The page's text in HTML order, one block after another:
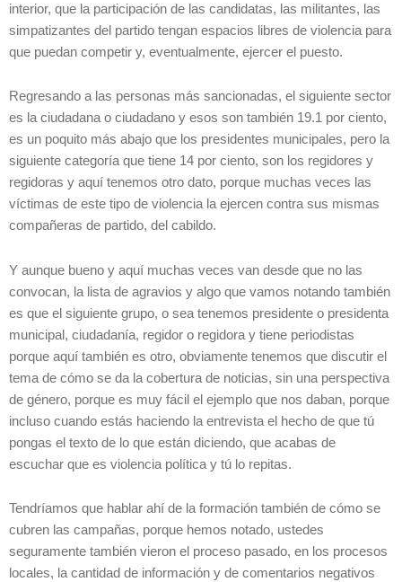
interior, que la participación de las candidatas, las militantes, las
simpatizantes del partido tengan espacios libres de violencia para
que puedan competir y, eventualmente, ejercer el puesto.
Regresando a las personas más sancionadas, el siguiente sector
es la ciudadana o ciudadano y esos son también 19.1 por ciento,
es un poquito más abajo que los presidentes municipales, pero la
siguiente categoría que tiene 14 por ciento, son los regidores y
regidoras y aquí tenemos otro dato, porque muchas veces las
víctimas de este tipo de violencia la ejercen contra sus mismas
compañeras de partido, del cabildo.
Y aunque bueno y aquí muchas veces van desde que no las
convocan, la lista de agravios y algo que vamos notando también
es que el siguiente grupo, o sea tenemos presidente o presidenta
municipal, ciudadanía, regidor o regidora y tiene periodistas
porque aquí también es otro, obviamente tenemos que discutir el
tema de cómo se da la cobertura de noticias, sin una perspectiva
de género, porque es muy fácil el ejemplo que nos daban, porque
incluso cuando estás haciendo la entrevista el hecho de que tú
pongas el texto de lo que están diciendo, que acabas de
escuchar que es violencia política y tú lo repitas.
Tendríamos que hablar ahí de la formación también de cómo se
cubren las campañas, porque hemos notado, ustedes
seguramente también vieron el proceso pasado, en los procesos
locales, la cantidad de información y de comentarios negativos